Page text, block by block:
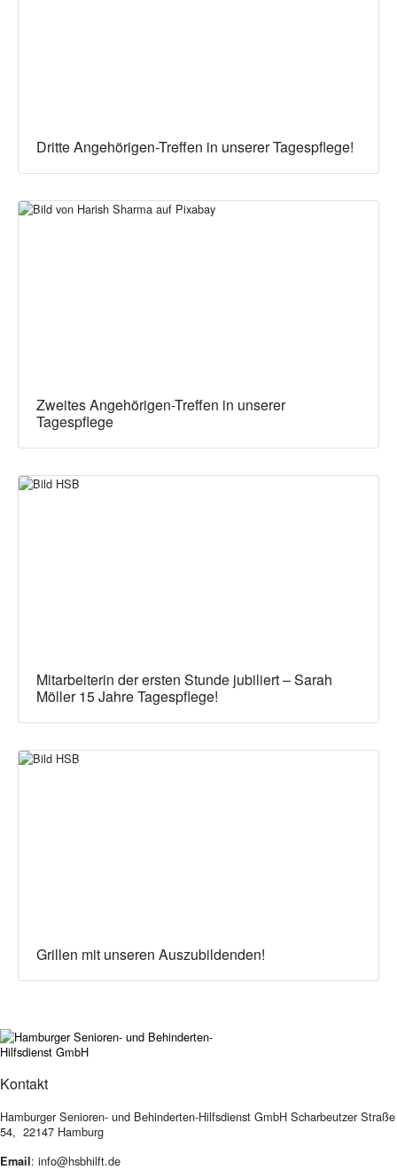
Dritte Angehörigen-Treffen in unserer Tagespflege!
Zweites Angehörigen-Treffen in unserer
Tagespflege
Mitarbeiterin der ersten Stunde jubiliert – Sarah
Möller 15 Jahre Tagespflege!
Grillen mit unseren Auszubildenden!
Kontakt
Hamburger Senioren- und Behinderten-Hilfsdienst GmbH Scharbeutzer Straße
54, 22147 Hamburg
Email: info@hsbhilft.de